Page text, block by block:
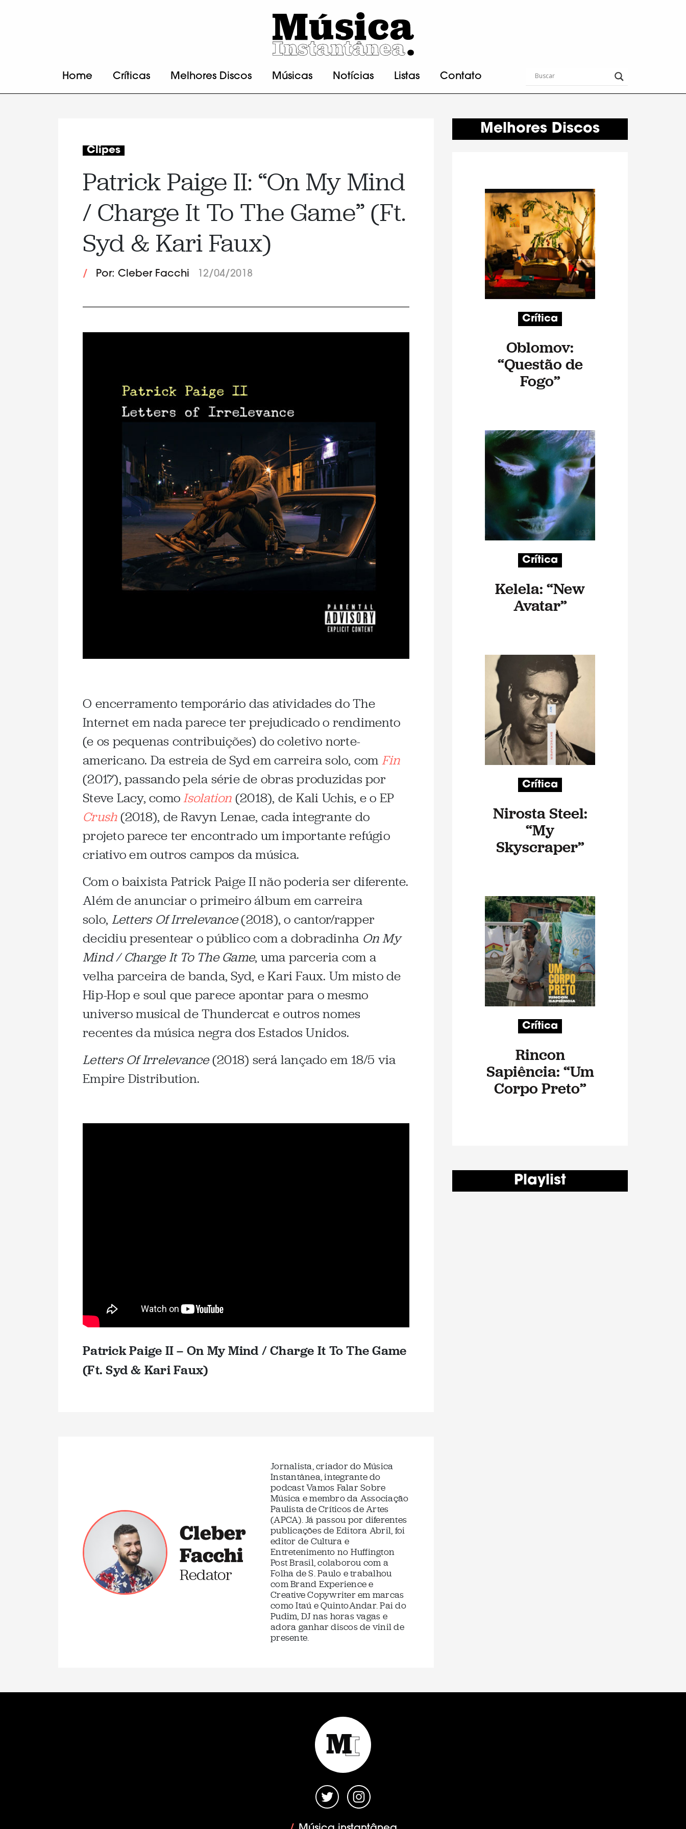
Home Críticas Melhores Discos Músicas Notícias Listas Contato
Clipes
Patrick Paige II: “On My Mind
/ Charge It To The Game” (Ft.
Syd & Kari Faux)
/ Por: Cleber Facchi 12/04/2018
O encerramento temporário das atividades do The
Internet em nada parece ter prejudicado o rendimento
(e os pequenas contribuições) do coletivo norte-
americano. Da estreia de Syd em carreira solo, com Fin
(2017), passando pela série de obras produzidas por
Steve Lacy, comoIsolation (2018), de Kali Uchis, e o EP
Crush(2018), de Ravyn Lenae, cada integrante do
projeto parece ter encontrado um importante refúgio
criativo em outros campos da música.
Com o baixista Patrick Paige II não poderia ser diferente.
Além de anunciar o primeiro álbum em carreira
solo, Letters Of Irrelevance(2018), o cantor/rapper
decidiu presentear o público com a dobradinha On My
Mind / Charge It To The Game, uma parceria com a
velha parceira de banda, Syd, e Kari Faux. Um misto de
Hip-Hop e soul que parece apontar para o mesmo
universo musical de Thundercat e outros nomes
recentes da música negra dos Estados Unidos.
Letters Of Irrelevance(2018) será lançado em 18/5 via
Empire Distribution.
Patrick Paige II – On My Mind / Charge It To The Game
(Ft. Syd & Kari Faux)
Cleber
Facchi
Redator
Jornalista, criador do Música
Instantânea, integrante do
podcast Vamos Falar Sobre
Música e membro da Associação
Paulista de Críticos de Artes
(APCA). Já passou por diferentes
publicações de Editora Abril, foi
editor de Cultura e
Entretenimento no Huffington
Post Brasil, colaborou com a
Folha de S. Paulo e trabalhou
com Brand Experience e
Creative Copywriter em marcas
como Itaú e QuintoAndar. Pai do
Pudim, DJ nas horas vagas e
adora ganhar discos de vinil de
presente.
Melhores Discos
Crítica
Oblomov:
“Questão de
Fogo”
Crítica
Kelela: “New
Avatar”
Crítica
Nirosta Steel:
“My
Skyscraper”
Crítica
Rincon
Sapiência: “Um
Corpo Preto”
Playlist